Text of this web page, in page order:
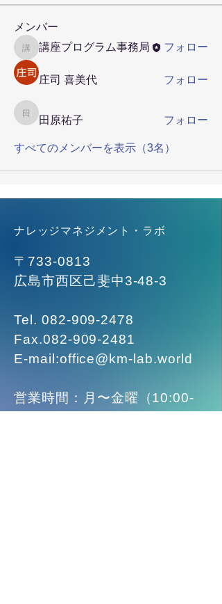
メンバー
講座プログラム事務局
講座プログラム事務局 フォロー
庄司 喜美代 フォロー
田原祐子
田原祐子 フォロー
すべてのメンバーを表示（3名）
ナレッジマネジメント・ラボ
〒733-0813
広島市西区己斐中3-48-3
Tel. 082-909-2478
Fax.082-909-2481
E-mail:office@km-lab.world
営業時間：月〜金曜（10:00-